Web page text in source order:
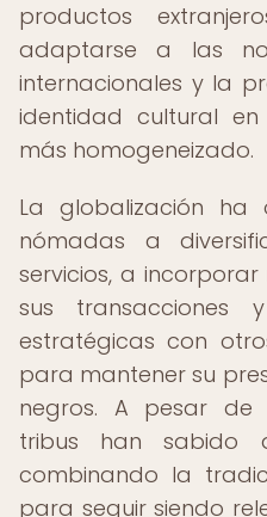
productos
adaptarse a las
internacionales y la
identidad cultural
más homogeneizado.
La globalización
nómadas a
servicios, a
sus transacciones
estratégicas con
para mantener su
negros. A pesar de
tribus han sabido
combinando la
para seguir siendo